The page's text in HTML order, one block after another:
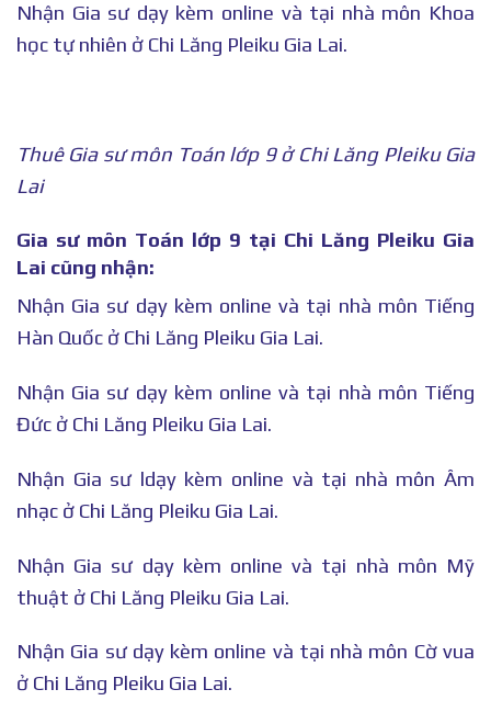
Nhận Gia sư dạy kèm online và tại nhà môn Khoa
học tự nhiên ở Chi Lăng Pleiku Gia Lai.
Thuê Gia sư môn Toán lớp 9 ở Chi Lăng Pleiku Gia
Lai
Gia sư môn Toán lớp 9 tại Chi Lăng Pleiku Gia
Lai cũng nhận:
Nhận Gia sư dạy kèm online và tại nhà môn Tiếng
Hàn Quốc ở Chi Lăng Pleiku Gia Lai.
Nhận Gia sư dạy kèm online và tại nhà môn Tiếng
Đức ở Chi Lăng Pleiku Gia Lai.
Nhận Gia sư ldạy kèm online và tại nhà môn Âm
nhạc ở Chi Lăng Pleiku Gia Lai.
Nhận Gia sư dạy kèm online và tại nhà môn Mỹ
thuật ở Chi Lăng Pleiku Gia Lai.
Nhận Gia sư dạy kèm online và tại nhà môn Cờ vua
ở Chi Lăng Pleiku Gia Lai.